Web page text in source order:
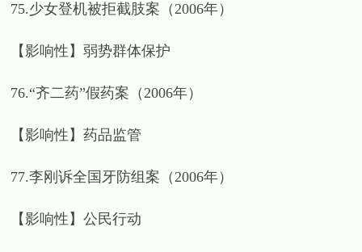
75.少女登机被拒截肢案（2006年）
【影响性】弱势群体保护
76.“齐二药”假药案（2006年）
【影响性】药品监管
77.李刚诉全国牙防组案（2006年）
【影响性】公民行动